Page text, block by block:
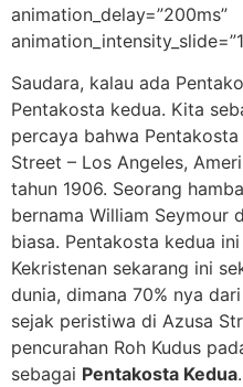
animation_delay=”200ms”
Saudara, kalau ada
Pentakosta kedua. Kita
percaya bahwa
Street – Los Angeles,
tahun 1906. Seorang
bernama William Seymour
biasa. Pentakosta kedua
Kekristenan sekarang ini
dunia, dimana 70% nya
sejak peristiwa di Azusa
pencurahan Roh Kudus
sebagai Pentakosta Kedua